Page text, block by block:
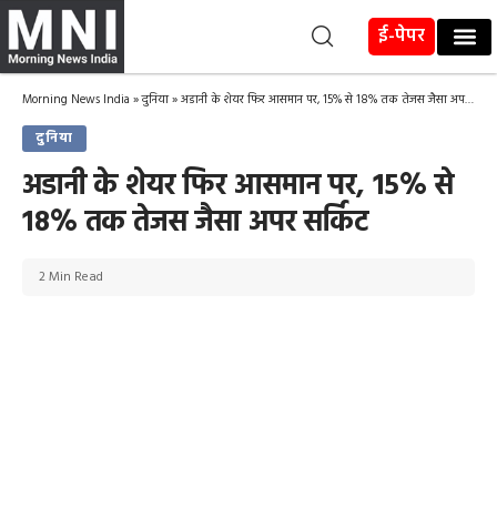
ई-पेपर
Morning News India »दुनिया»अडानी के शेयर फिर आसमान पर, 15% से 18% तक तेजस जैसा अपर सर्किट
दुनिया
अडानी के शेयर फिर आसमान पर, 15% से
18% तक तेजस जैसा अपर सर्किट
2 Min Read